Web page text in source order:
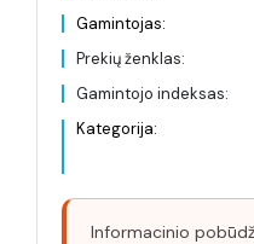
Gamintojas:
Prekių ženklas:
Gamintojo indeksas:
Kategorija:
Informacinio